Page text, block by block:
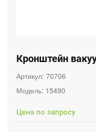
Кронштейн
Артикул: 70706
Модель: 15490
Цена по запросу